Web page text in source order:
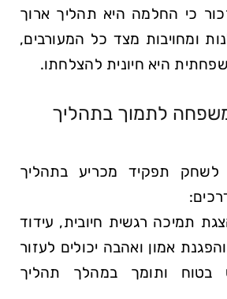
כי החלמה היא תהליך ארוך
ומחויבות מצד כל המעורבים,
היא חיונית להצלחתו.
לתמוך בתהליך
לשחק תפקיד מכריע בתהליך
תמיכה רגשית חיובית, עידוד
אמון ואהבה יכולים לעזור
בטוח ותומך במהלך תהליך